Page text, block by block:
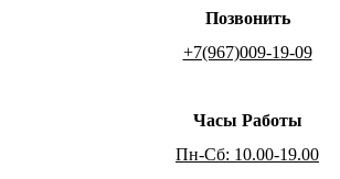
Позвонить
+7(967)009-19-09
Часы Работы
Пн-Сб: 10.00-19.00